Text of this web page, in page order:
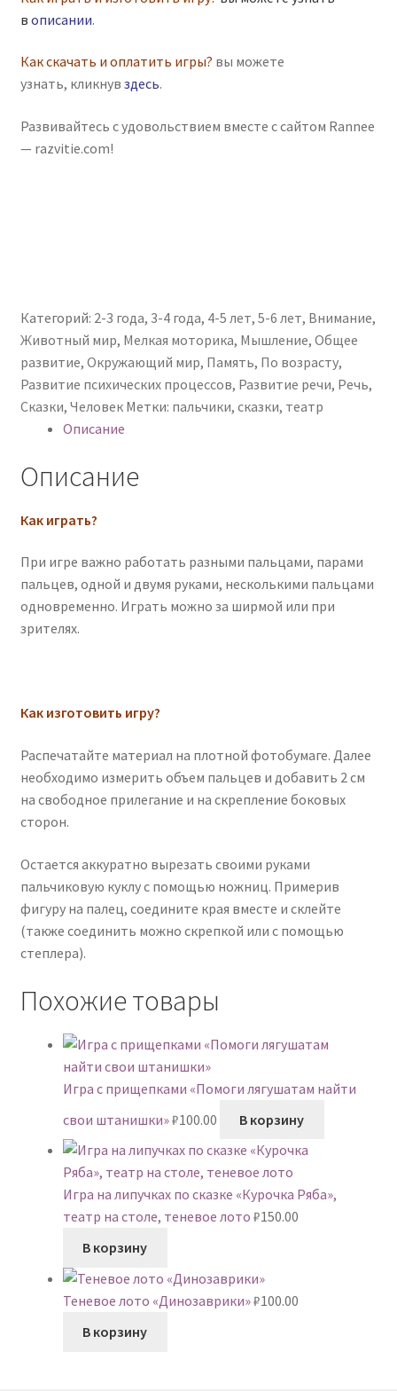
в описании.
Как скачать и оплатить игры? вы можете
узнать, кликнув здесь.
Развивайтесь с удовольствием вместе с сайтом Rannee
— razvitie.com!
Категорий: 2-3 года, 3-4 года, 4-5 лет, 5-6 лет, Внимание,
Животный мир, Мелкая моторика, Мышление, Общее
развитие, Окружающий мир, Память, По возрасту,
Развитие психических процессов, Развитие речи, Речь,
Сказки, Человек Метки: пальчики, сказки, театр
Описание
Описание
Как играть?
При игре важно работать разными пальцами, парами
пальцев, одной и двумя руками, несколькими пальцами
одновременно. Играть можно за ширмой или при
зрителях.
Как изготовить игру?
Распечатайте материал на плотной фотобумаге. Далее
необходимо измерить объем пальцев и добавить 2 см
на свободное прилегание и на скрепление боковых
сторон.
Остается аккуратно вырезать своими руками
пальчиковую куклу с помощью ножниц. Примерив
фигуру на палец, соедините края вместе и склейте
(также соединить можно скрепкой или с помощью
степлера).
Похожие товары
Игра с прищепками «Помоги лягушатам найти
свои штанишки»₽100.00 В корзину
Игра на липучках по сказке «Курочка Ряба»,
театр на столе, теневое лото ₽150.00
В корзину
Теневое лото «Динозаврики»₽100.00
В корзину